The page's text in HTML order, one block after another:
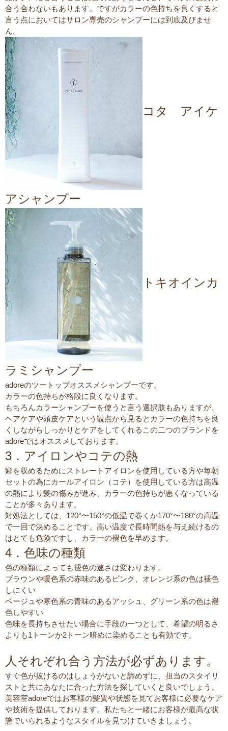
合う合わないもあります。ですがカラーの色持ちを良くすると
言う点においてはサロン専売のシャンプーには到底及びませ
ん。
コタ アイケ
アシャンプー
トキオインカ
ラミシャンプー
adoreのツートップオススメシャンプーです。
カラーの色持ちが格段に良くなります。
もちろんカラーシャンプーを使うと言う選択肢もありますが、
ヘアケアや頭皮ケアという観点から見るとカラーの色持ちを良
くしながらしっかりとケアをしてくれるこの二つのブランドを
adoreではオススメしております。
3．アイロンやコテの熱
癖を収めるためにストレートアイロンを使用している方や毎朝
セットの為にカールアイロン（コテ）を使用している方は高温
の熱により髪の傷みが進み、カラーの色持ちが悪くなっている
ことが多々あります。
対処法としては、120°〜150°の低温で巻くか170°〜180°の高温
で一回で決めることです。高い温度で長時間熱を与え続けるの
はとても危険ですし、カラーの褪色を早めます。
4．色味の種類
色の種類によっても褪色の速さは変わります。
ブラウンや暖色系の赤味のあるピンク、オレンジ系の色は褪色
しにくい
ベージュや寒色系の青味のあるアッシュ、グリーン系の色は褪
色しやすい
色味を長持ちさせたい場合に手段の一つとして、希望の明るさ
よりも1トーンか2トーン暗めに染めることも有効です。
人それぞれ合う方法が必ずあります。
すぐ色が抜けるのはしょうがないと諦めずに、担当のスタイリ
ストと共にあなたに合った方法を探していくと良いでしょう。
美容室adoreではお客様の髪質や状態を見てお客様に必要なケア
や技術を提供しております。私たちと一緒にお客様が最高な状
態でいられるようなスタイルを見つけていきましょう。